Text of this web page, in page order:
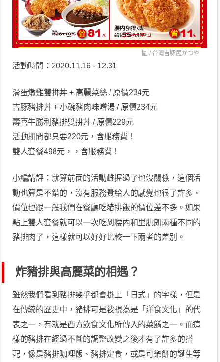
圖 / 台灣吉豚屋かつや
活動時間：2020.11.16 - 12.31
滑蛋燉雞雙拼丼 + 高麗菜絲 / 原價234元
吉豚豬排丼 + 小碗豬肉味噌湯 / 原價234元
壽喜牛勝利豬排雙拼丼 / 原價229元
活動期間都只要220元，含服務費！
雙人套餐498元，，含服務費！
小編講評：就算前面的活動雌握過了也沒關係，這個活
動也算是不錯的，沒有服務費給人的感覺也很了許多，
價位也跟一般我們在餐廳吃豬排飯的價位差不多。如果
點上雙人套餐就可以一次吃到腰內和里肌朗兩種不同的
豬排肉了，這樣就可以好好比較一下兩者的差別。
炸豬排與高麗菜的相遇？
雖然我們看到豬排幾乎都會掛上「日式」的字樣，但是
在傳統的歷史中，豬排可是被視為是「洋食文化」的代
表之一，有就是西方飲食文化所傳入的菜餚之一。而這
樣的豬排在經過不斷的調整改變之後才有了許多的搭
配，像是豬排咖哩飯、豬排定食，或是可樂餅的誕生等